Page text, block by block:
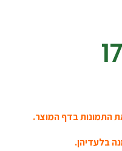
התמונות בדף המוצר.
בלעדיהן.